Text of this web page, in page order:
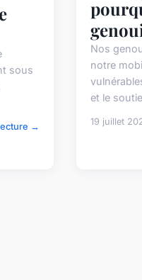
sous
→
Nos
notre
et le
19 juillet